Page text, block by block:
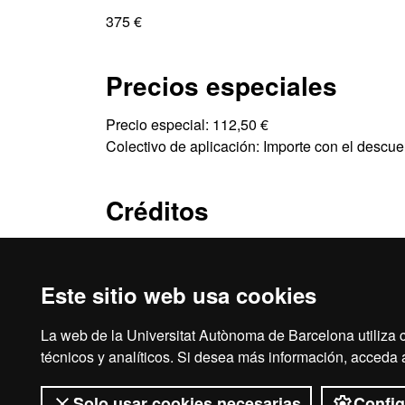
Este sitio web usa cookies
La web de la Universitat Autònoma de Barcelona utiliza
técnicos y analíticos. Si desea más información, acceda
375 €
Precios especiales
Precio especial: 112,50 €
Colectivo de aplicación: Importe con el
Créditos
Inicio